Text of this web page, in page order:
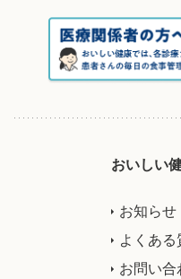
おいしい
お知らせ
よくある
お問い合